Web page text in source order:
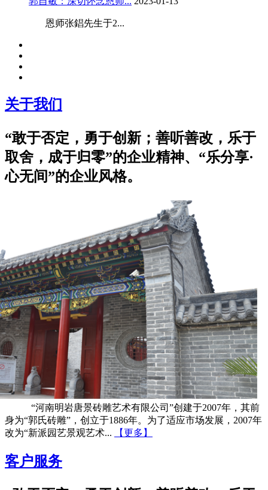
恩师张錩先生于2...
关于我们
“敢于否定，勇于创新；善听善改，乐于
取舍，成于归零”的企业精神、“乐分享·
心无间”的企业风格。
“河南明岩唐景砖雕艺术有限公司”创建于2007年，其前
身为“郭氏砖雕”，创立于1886年。为了适应市场发展，2007年
改为“新派园艺景观艺术...
【更多】
客户服务